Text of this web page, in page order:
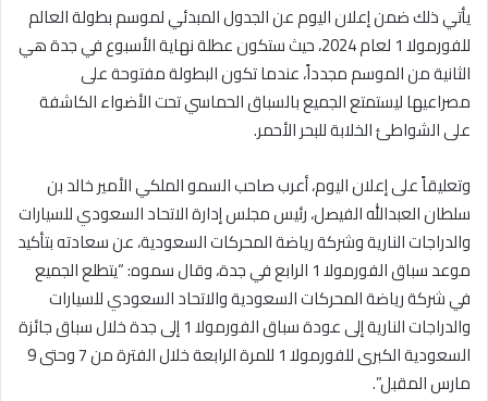
يأتي ذلك ضمن إعلان اليوم عن الجدول المبدئي لموسم بطولة العالم
للفورمولا 1 لعام 2024، حيث ستكون عطلة نهاية الأسبوع في جدة هي
الثانية من الموسم مجدداً، عندما تكون البطولة مفتوحة على
مصراعيها ليستمتع الجميع بالسباق الحماسي تحت الأضواء الكاشفة
على الشواطئ الخلابة للبحر الأحمر.
وتعليقاً على إعلان اليوم، أعرب صاحب السمو الملكي الأمير خالد بن
سلطان العبدالله الفيصل، رئيس مجلس إدارة الاتحاد السعودي للسيارات
والدراجات النارية وشركة رياضة المحركات السعودية، عن سعادته بتأكيد
موعد سباق الفورمولا 1 الرابع في جدة، وقال سموه: “يتطلع الجميع
في شركة رياضة المحركات السعودية والاتحاد السعودي للسيارات
والدراجات النارية إلى عودة سباق الفورمولا 1 إلى جدة خلال سباق جائزة
السعودية الكبرى للفورمولا 1 للمرة الرابعة خلال الفترة من 7 وحتى 9
مارس المقبل”.